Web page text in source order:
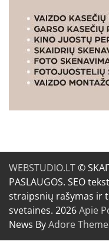
WEBSTUDIO.LT©
PASLAUGOS. SEO
straipsnių rašymas ir
svetaines. 2026Apie
News ByAdore